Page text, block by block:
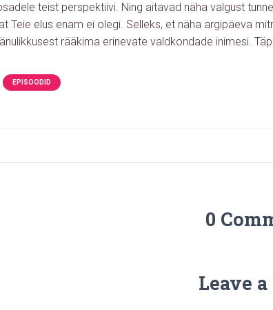
teist perspektiivi. Ning aitavad näha valgust
Teie elus enam ei olegi. Selleks, et näha argipäeva
rääkima erinevate valdkondade inimesi.
EPISOODID
0
Leave